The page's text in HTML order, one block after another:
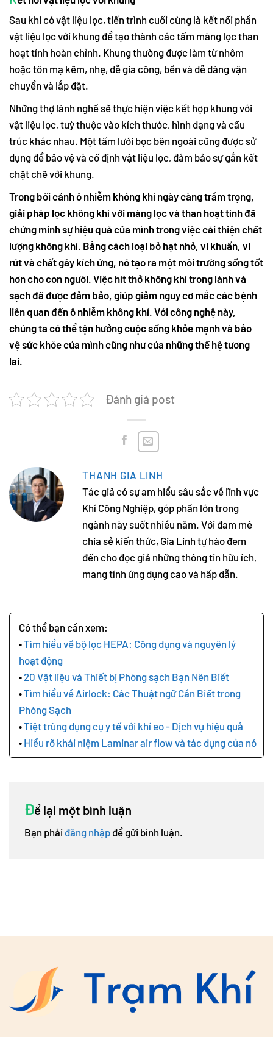
Sau khi có vật liệu lọc, tiến trình cuối cùng là kết nối phần
vật liệu lọc với khung để tạo thành các tấm màng lọc than
hoạt tính hoàn chỉnh. Khung thường được làm từ nhôm
hoặc tôn mạ kẽm, nhẹ, dễ gia công, bền và dễ dàng vận
chuyển và lắp đặt.
Những thợ lành nghề sẽ thực hiện việc kết hợp khung với
vật liệu lọc, tuỳ thuộc vào kích thước, hình dạng và cấu
trúc khác nhau. Một tấm lưới bọc bên ngoài cũng được sử
dụng để bảo vệ và cố định vật liệu lọc, đảm bảo sự gắn kết
chặt chẽ với khung.
Trong bối cảnh ô nhiễm không khí ngày càng trầm trọng,
giải pháp lọc không khí với màng lọc và than hoạt tính đã
chứng minh sự hiệu quả của mình trong việc cải thiện chất
lượng không khí. Bằng cách loại bỏ hạt nhỏ, vi khuẩn, vi
rút và chất gây kích ứng, nó tạo ra một môi trường sống tốt
hơn cho con người. Việc hít thở không khí trong lành và
sạch đã được đảm bảo, giúp giảm nguy cơ mắc các bệnh
liên quan đến ô nhiễm không khí. Với công nghệ này,
chúng ta có thể tận hưởng cuộc sống khỏe mạnh và bảo
vệ sức khỏe của mình cũng như của những thế hệ tương
lai.
Đánh giá post
THANH GIA LINH
Tác giả có sự am hiểu sâu sắc về lĩnh vực
Khí Công Nghiệp, góp phần lớn trong
ngành này suốt nhiều năm. Với đam mê
chia sẻ kiến thức, Gia Linh tự hào đem
đến cho đọc giả những thông tin hữu ích,
mang tính ứng dụng cao và hấp dẫn.
Tìm hiểu về bộ lọc HEPA: Công dụng và nguyên lý
hoạt động
20 Vật liệu và Thiết bị Phòng sạch Bạn Nên Biết
Tìm hiểu về Airlock: Các Thuật ngữ Cần Biết trong
Phòng Sạch
Tiệt trùng dụng cụ y tế với khí eo - Dịch vụ hiệu quả
Hiểu rõ khái niệm Laminar air flow và tác dụng của nó
Để lại một bình luận
Bạn phải đăng nhập để gửi bình luận.